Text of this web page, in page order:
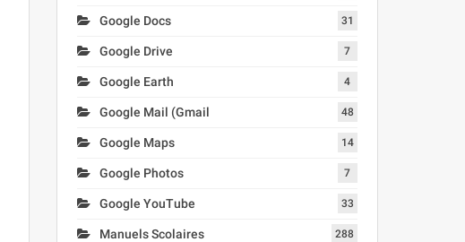
Google Docs 31
Google Drive 7
Google Earth 4
Google Mail (Gmail 48
Google Maps 14
Google Photos 7
Google YouTube 33
Manuels Scolaires 288